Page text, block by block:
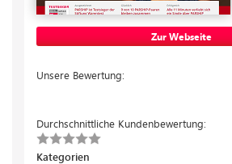
Zur Webseite
Unsere Bewertung:
Durchschnittliche Kundenbewertung:
Kategorien